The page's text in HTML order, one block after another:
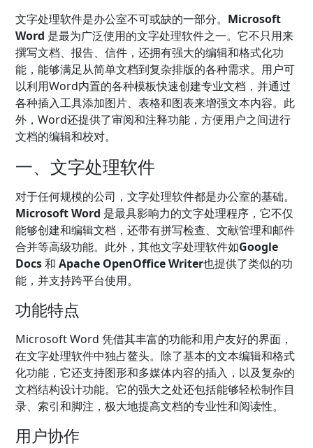
文字处理软件是办公室不可或缺的一部分。 Microsoft
Word 是最为广泛使用的文字处理软件之一。它不只用来
撰写文档、报告、信件，还拥有强大的编辑和格式化功
能，能够满足从简单文档到复杂排版的各种需求。用户可
以利用Word内置的各种模板快速创建专业文档，并通过
各种插入工具添加图片、表格和图表来增强文本内容。此
外，Word还提供了审阅和注释功能，方便用户之间进行
文档的编辑和校对。
一、文字处理软件
对于任何规模的公司，文字处理软件都是办公室的基础。
Microsoft Word 是最具影响力的文字处理程序，它不仅
能够创建和编辑文档，还带有拼写检查、文献管理和邮件
合并等高级功能。此外，其他文字处理软件如Google
Docs和Apache OpenOffice Writer也提供了类似的功
能，并支持跨平台使用。
功能特点
Microsoft Word 凭借其丰富的功能和用户友好的界面，
在文字处理软件中独占鳌头。除了基本的文本编辑和格式
化功能，它还支持图形和多媒体内容的插入，以及复杂的
文档结构设计功能。它的强大之处还包括能够轻松制作目
录、索引和脚注，极大地提高文档的专业性和阅读性。
用户协作